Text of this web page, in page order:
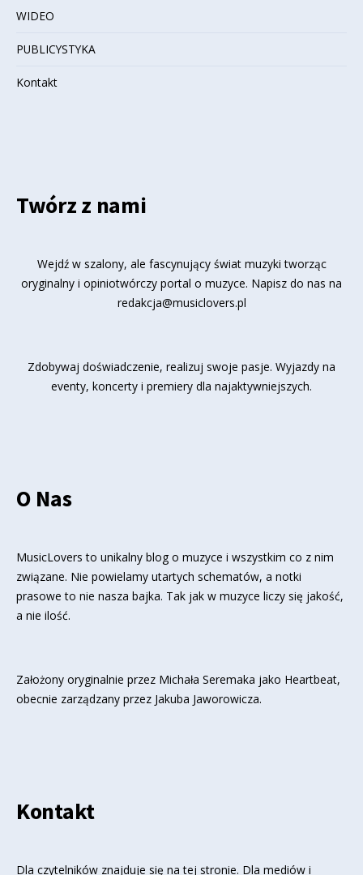
WIDEO
PUBLICYSTYKA
Kontakt
Twórz z nami
Wejdź w szalony, ale fascynujący świat muzyki tworząc
oryginalny i opiniotwórczy portal o muzyce. Napisz do nas na
redakcja@musiclovers.pl
Zdobywaj doświadczenie, realizuj swoje pasje. Wyjazdy na
eventy, koncerty i premiery dla najaktywniejszych.
O Nas
MusicLovers to unikalny blog o muzyce i wszystkim co z nim
związane. Nie powielamy utartych schematów, a notki
prasowe to nie nasza bajka. Tak jak w muzyce liczy się jakość,
a nie ilość.
Założony oryginalnie przez Michała Seremaka jako Heartbeat,
obecnie zarządzany przez Jakuba Jaworowicza.
Kontakt
Dla czytelników znajduje się na tej stronie. Dla mediów i